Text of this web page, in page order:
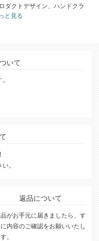
ダクトデザイン、ハンドクラ
と見る
いて
。
返品について
がお手元に届きましたら、す
に内容のご確認をお願いいたし
。